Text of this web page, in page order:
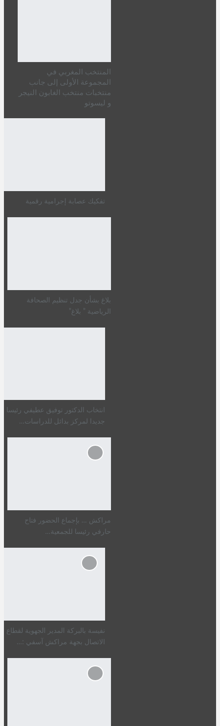
المنتخب المغربي في
المجموعة الأولى إلى جانب
منتخبات منتخب الغابون النيجر
و ليسوتو
تفكيك عصابة إجرامية رقمية
بلاغ بشأن جدل تنظيم الصحافة
الرياضية ” بلاغ”
انتخاب الدكتور توفيق عطيفي رئيسا
جديدا لمركز بدائل للدراسات…
مراكش … بإجماع الحضور فتاح
حارفي رئيسا للجمعية…
نفيسة بالبركة المدير الجهوية لقطاع
الاتصال بجهة مراكش آسفي :…